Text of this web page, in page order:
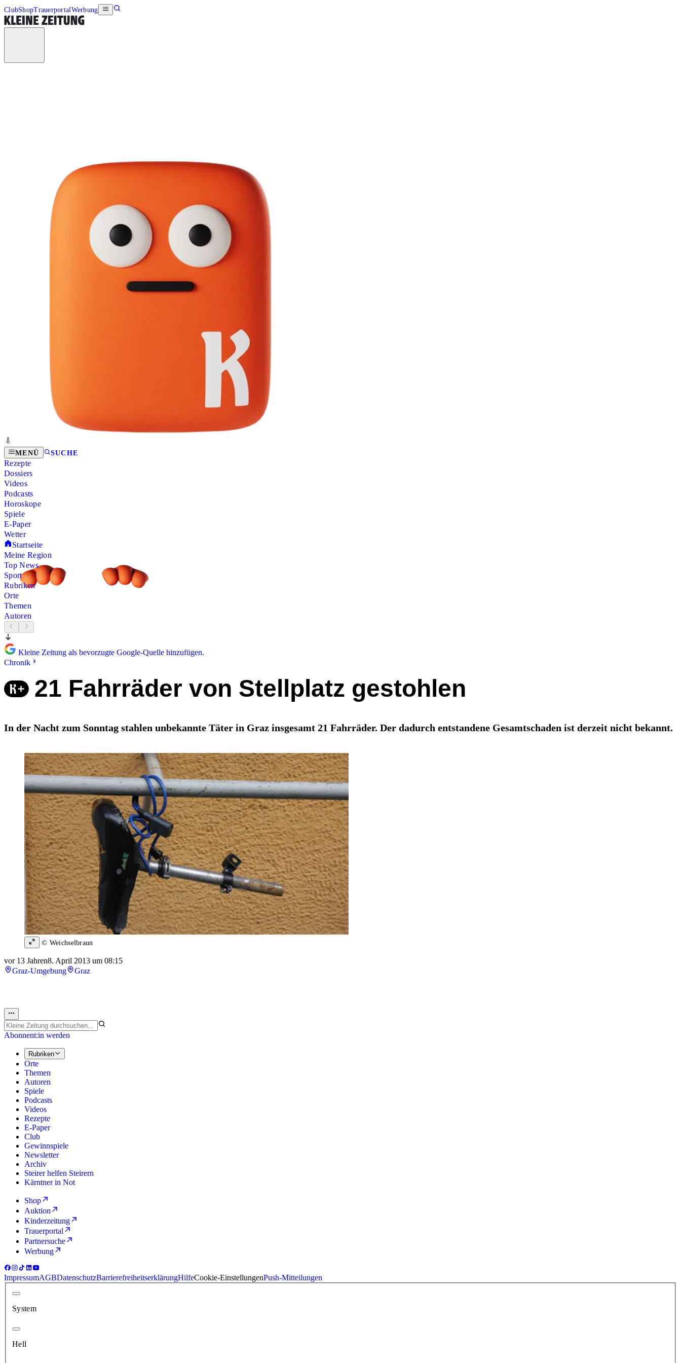
ClubShopTrauerportalWerbung
MENÜ SUCHE
Rezepte
Dossiers
Videos
Podcasts
Horoskope
Spiele
E-Paper
Wetter
Startseite
Meine Region
Top News
Sport
Rubriken
Orte
Themen
Autoren
Kleine Zeitung als bevorzugte Google-Quelle hinzufügen.
Chronik
21 Fahrräder von Stellplatz gestohlen
In der Nacht zum Sonntag stahlen unbekannte Täter in Graz insgesamt 21 Fahrräder. Der dadurch entstandene Gesamtschaden ist derzeit nicht bekannt.
© Weichselbraun
vor 13 Jahren8. April 2013 um 08:15
Graz-Umgebung
Graz
Abonnent:in werden
Rubriken
Orte
Themen
Autoren
Spiele
Podcasts
Videos
Rezepte
E-Paper
Club
Gewinnspiele
Newsletter
Archiv
Steirer helfen Steirern
Kärntner in Not
Shop
Auktion
Kinderzeitung
Trauerportal
Partnersuche
Werbung
ImpressumAGBDatenschutzBarrierefreiheitserklärungHilfeCookie-EinstellungenPush-Mitteilungen
System
Hell